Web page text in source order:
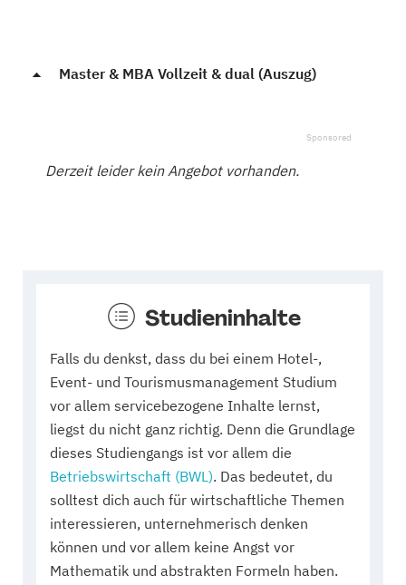
Master & MBA Vollzeit & dual (Auszug)
Derzeit leider kein Angebot vorhanden.
Studieninhalte
Falls du denkst, dass du bei einem Hotel-,
Event- und Tourismusmanagement Studium
vor allem servicebezogene Inhalte lernst,
liegst du nicht ganz richtig. Denn die Grundlage
dieses Studiengangs ist vor allem die
Betriebswirtschaft (BWL). Das bedeutet, du
solltest dich auch für wirtschaftliche Themen
interessieren, unternehmerisch denken
können und vor allem keine Angst vor
Mathematik und abstrakten Formeln haben.